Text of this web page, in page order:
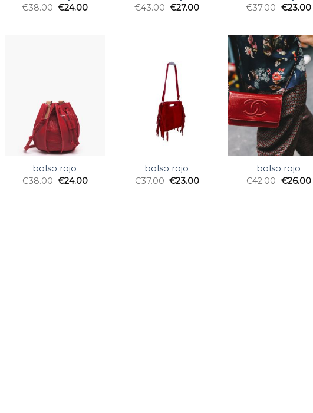
€38.00 €24.00
€43.00 €27.00
€37.00 €23.00
bolso rojo
€38.00 €24.00
bolso rojo
€37.00 €23.00
bolso rojo
€42.00 €26.00